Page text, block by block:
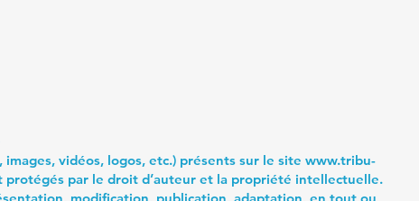
vidéos, logos, etc.) présents sur le site www.tribu-
protégés par le droit d’auteur et la propriété intellectuelle.